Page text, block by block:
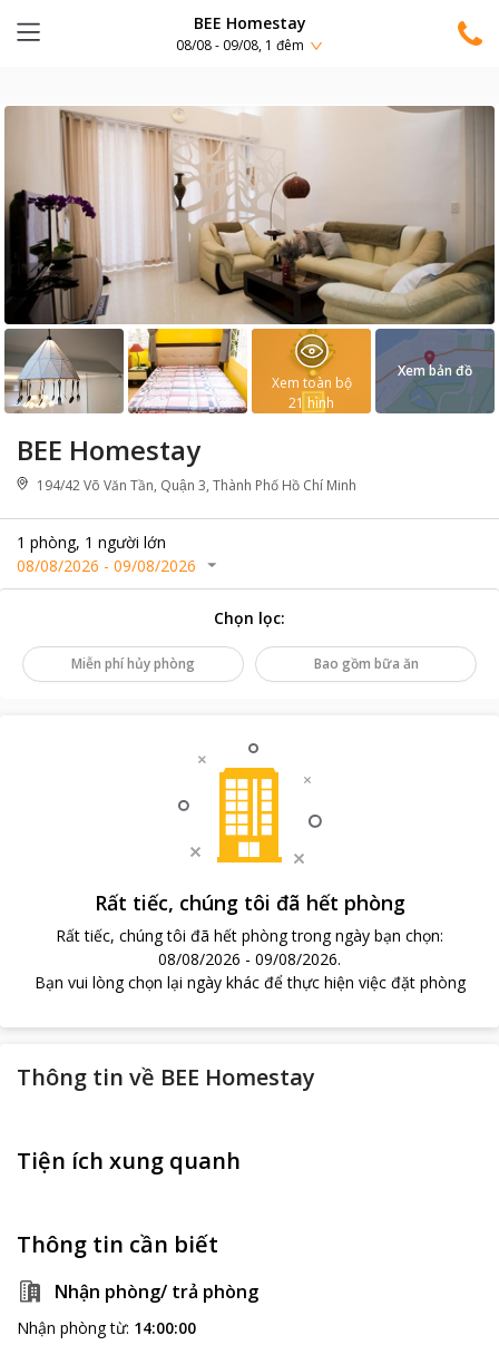
BEE Homestay
08/08 - 09/08, 1 đêm
BEE Homestay
194/42 Võ Văn Tần, Quận 3, Thành Phố Hồ Chí Minh
1 phòng, 1 người lớn
08/08/2026 - 09/08/2026
Xem toàn bộ
21 hình
Xem bản đồ
Chọn lọc:
Miễn phí hủy phòng Bao gồm bữa ăn
Rất tiếc, chúng tôi đã hết phòng
Rất tiếc, chúng tôi đã hết phòng trong ngày bạn chọn:
08/08/2026 - 09/08/2026.
Bạn vui lòng chọn lại ngày khác để thực hiện việc đặt phòng
Thông tin về BEE Homestay
Tiện ích xung quanh
Thông tin cần biết
Nhận phòng/ trả phòng
Nhận phòng từ: 14:00:00